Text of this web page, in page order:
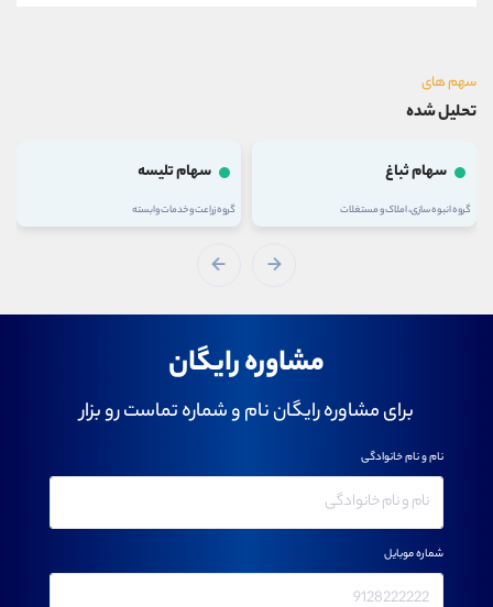
سهم های
تحلیل شده
سهام ثباغ
گروه انبوه سازی، املاک و مستغلات
سهام تلیسه
گروه زراعت و خدمات وابسته
مشاوره رایگان
برای مشاوره رایگان نام و شماره تماست رو بزار
نام و نام خانوادگی
شماره موبایل